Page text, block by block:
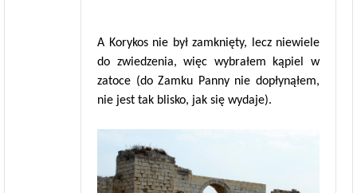
A Korykos nie był zamknięty, lecz niewiele
do zwiedzenia, więc wybrałem kąpiel w
zatoce (do Zamku Panny nie dopłynąłem,
nie jest tak blisko, jak się wydaje).